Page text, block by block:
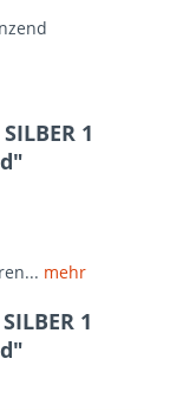
1
mehr
1